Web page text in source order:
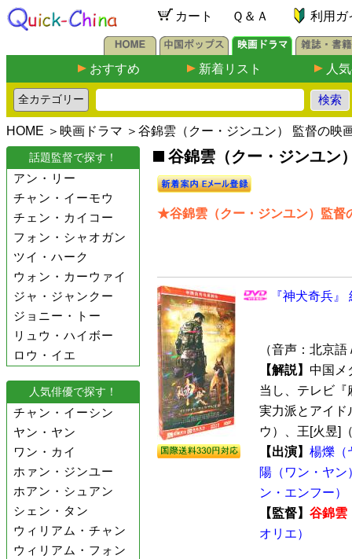
カート Ｑ＆Ａ 利用ガ
おすすめ 新着リスト 人
HOME ＞ 映画ドラマ ＞谷錦雲（クー・ジンユン） 監督の映
話題監督で探す！
アン・リー
チャン・イーモウ
チェン・カイコー
フォン・シャオガン
ツイ・ハーク
ウォン・カーウァイ
ジャ・ジャンクー
ジョニー・トー
リュウ・ハイボー
ロウ・イエ
人気俳優で探す！
チャン・イーシン
ヤン・ヤン
ワン・カイ
ホァン・ジンユー
ホアン・シュアン
シェン・タン
ウィリアム・チャン
ウィリアム・フォン
谷錦雲（クー・ジンユン
★谷錦雲（クー・ジンユン）監督
『神犬奇兵
（音声：北京
【解説】 中国メ
当し、テレビ『
実力派とアイド
ウ）、王[火昱]
【出演】 楊爍（
陽（ワン・ヤン
ン・エンフー）
【監督】 谷錦雲
オリエ）